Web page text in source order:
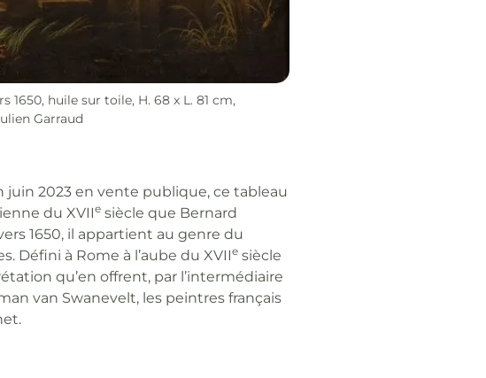
1650, huile sur toile, H. 68 x L. 81 cm,
Garraud
2023 en vente publique, ce tableau
du XVIIe siècle que Bernard
1650, il appartient au genre du
Défini à Rome à l’aube du XVIIe siècle
qu’en offrent, par l’intermédiaire
van Swanevelt, les peintres français